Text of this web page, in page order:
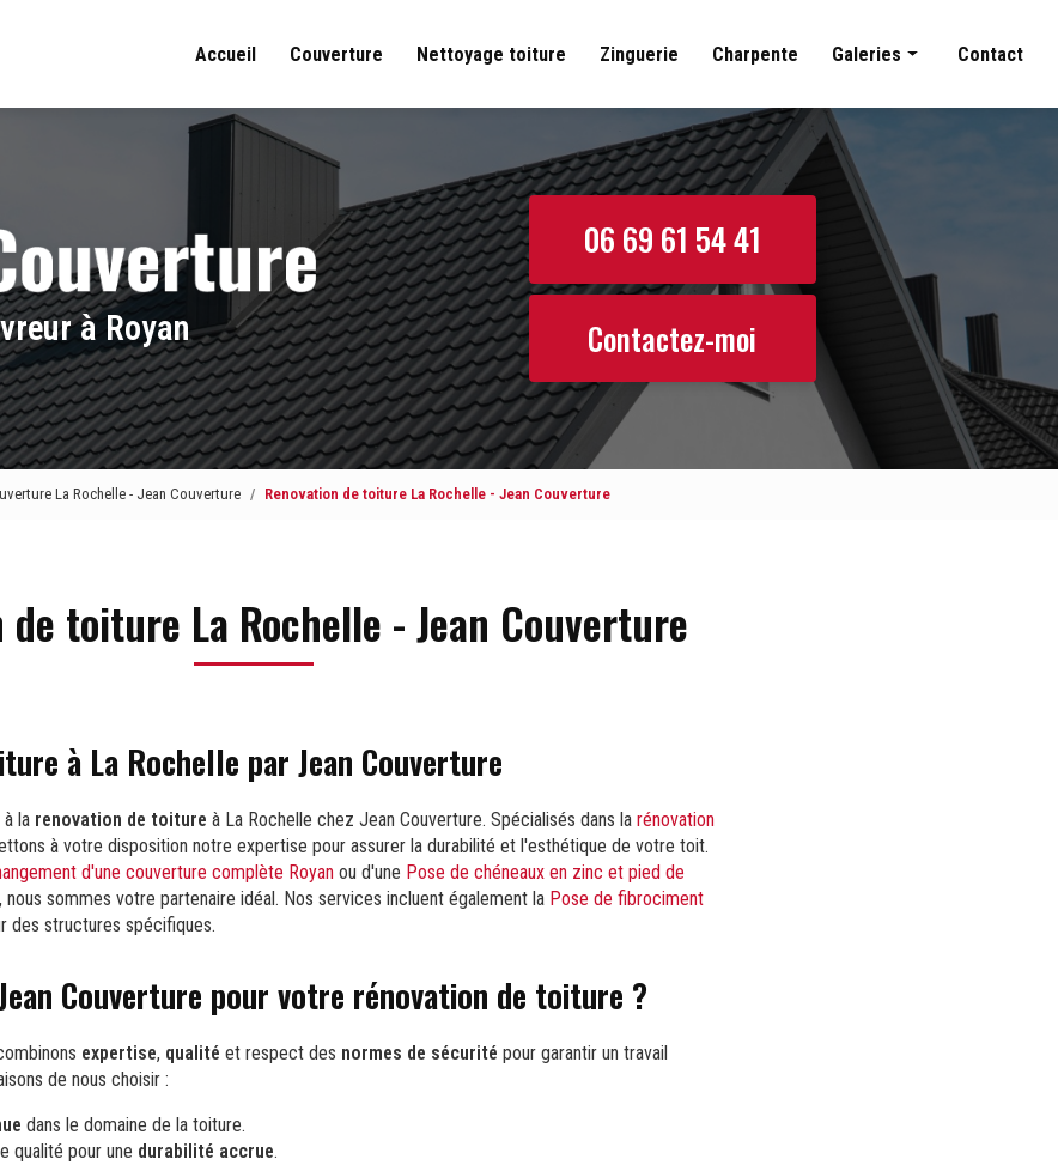
Accueil
Couverture Nettoyage toiture Zinguerie Charpente Galeries
Couverture
Nettoyage toiture
Contact
à Royan
06 69 61 54 41
Contactez-moi
La Rochelle - Jean Couverture Renovation de toiture La Rochelle - Jean Couverture
de toiture La Rochelle - Jean Couverture
à La Rochelle par Jean Couverture
la renovation de toiture à La Rochelle chez Jean Couverture. Spécialisés dans la rénovation
à votre disposition notre expertise pour assurer la durabilité et l'esthétique de votre toit.
d'une couverture complète Royan ou d'une Pose de chéneaux en zinc et pied de
, nous sommes votre partenaire idéal. Nos services incluent également la Pose de fibrociment
des structures spécifiques.
Couverture pour votre rénovation de toiture ?
expertise, qualité et respect des normes de sécurité pour garantir un travail
de nous choisir :
dans le domaine de la toiture.
qualité pour une durabilité accrue.